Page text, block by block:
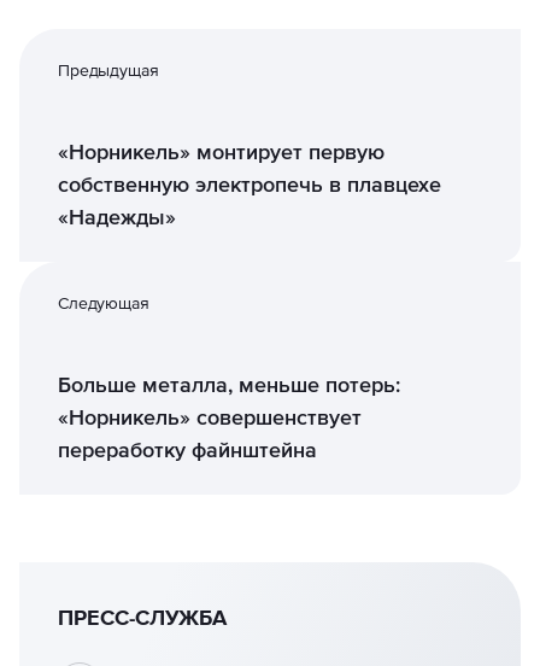
Предыдущая
«Норникель» монтирует первую
собственную электропечь в плавцехе
«Надежды»
Следующая
Больше металла, меньше потерь:
«Норникель» совершенствует
переработку файнштейна
ПРЕСС-СЛУЖБА